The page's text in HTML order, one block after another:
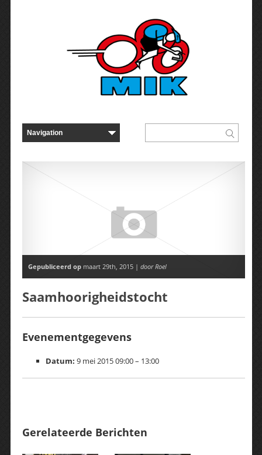
Gepubliceerd opmaart 29th, 2015 | door Roel
Saamhoorigheidstocht
Evenementgegevens
Datum: 9 mei 2015 09:00– 13:00
Gerelateerde Berichten